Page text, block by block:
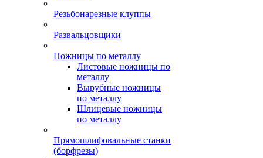
Резьбонарезные клуппы
Развальцовщики
Ножницы по металлу
Листовые ножницы по
металлу
Вырубные ножницы
по металлу
Шлицевые ножницы
по металлу
Прямошлифовальные станки
(борфрезы)